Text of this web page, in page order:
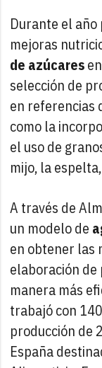
Durante el
mejoras
de azúcares
selección de
en referencias
como la
el uso de
mijo, la
A través de
un modelo de
en obtener las
elaboración de
manera más
trabajó con
producción de
España